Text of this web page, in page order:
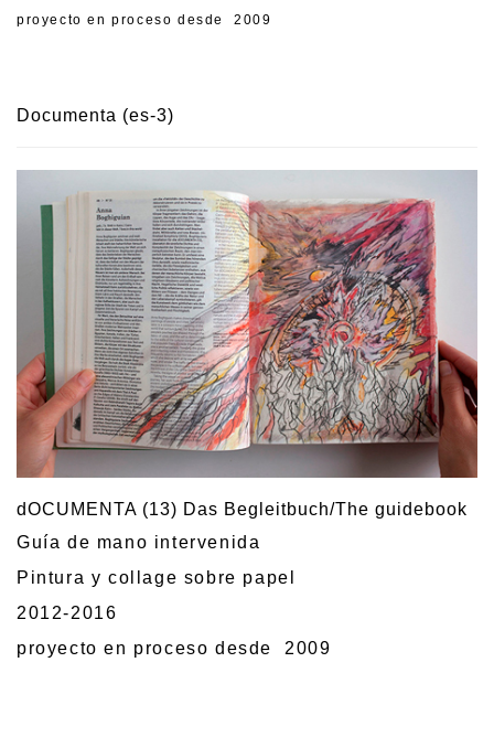
proyecto en proceso desde 2009
Documenta (es-3)
dOCUMENTA (13) Das Begleitbuch/The guidebook
Guía de mano intervenida
Pintura y collage sobre papel
2012-2016
proyecto en proceso desde 2009